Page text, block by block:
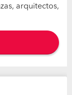
arquitectos,